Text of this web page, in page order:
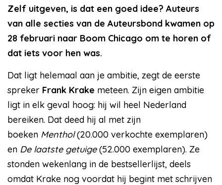
Zelf uitgeven, is dat een goed idee? Auteurs
van alle secties van de Auteursbond kwamen op
28 februari naar Boom Chicago om te horen of
dat iets voor hen was.
Dat ligt helemaal aan je ambitie, zegt de eerste
spreker Frank Krake meteen. Zijn eigen ambitie
ligt in elk geval hoog: hij wil heel Nederland
bereiken. Dat deed hij al met zijn
boeken Menthol(20.000 verkochte exemplaren)
en De laatste getuige(52.000 exemplaren). Ze
stonden wekenlang in de bestsellerlijst, deels
omdat Krake nog voordat hij begint met schrijven